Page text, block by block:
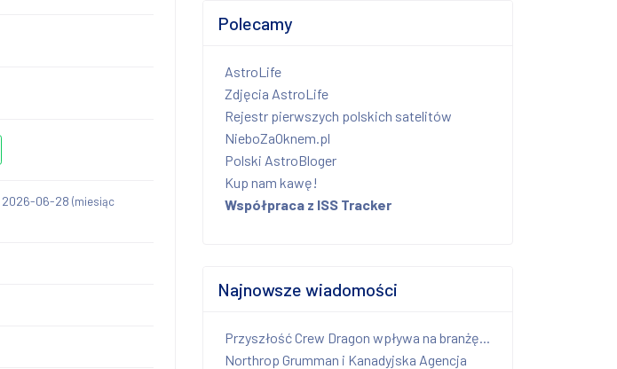
2026-06-28 (miesiąc
Polecamy
AstroLife
Zdjęcia AstroLife
Rejestr pierwszych polskich satelitów
NieboZaOknem.pl
Polski AstroBloger
Kup nam kawę!
Współpraca z ISS Tracker
Najnowsze wiadomości
Przyszłość Crew Dragon wpływa na branżę...
Northrop Grumman i Kanadyjska Agencja